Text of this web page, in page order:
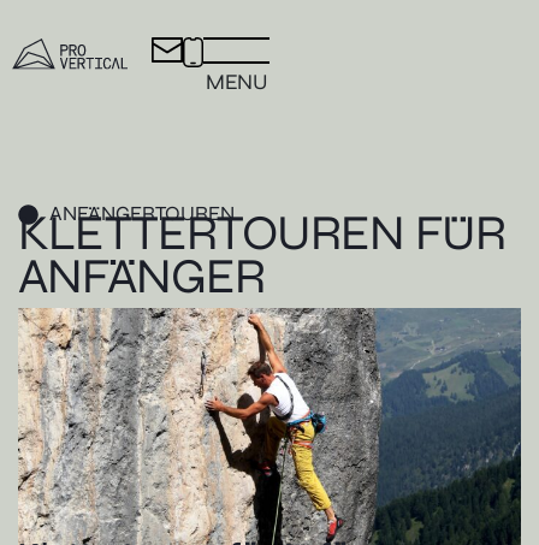
MENU
ANFÄNGERTOUREN
KLETTERTOUREN FÜR
ANFÄNGER